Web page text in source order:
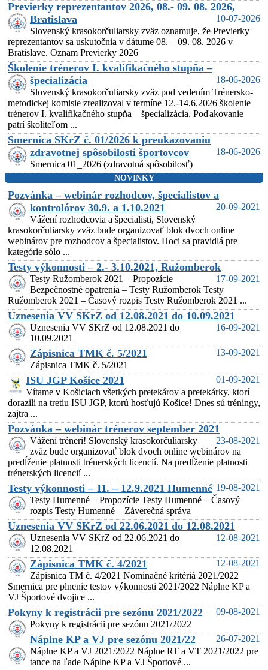
Previerky reprezentantov 2026, 08.- 09. 08. 2026,
Bratislava
10-07-2026
Slovenský krasokorčuliarsky zväz oznamuje, že Previerky
reprezentantov sa uskutočnia v dátume 08. – 09. 08. 2026 v
Bratislave. Oznam Previerky 2026
Školenie trénerov I. kvalifikačného stupňa –
špecializácia
18-06-2026
Slovenský krasokorčuliarsky zväz pod vedením Trénersko-
metodickej komisie zrealizoval v termíne 12.-14.6.2026 školenie
trénerov I. kvalifikačného stupňa – špecializácia. Poďakovanie
patrí školiteľom ...
Smernica SKrZ č. 01/2026 k preukazovaniu
zdravotnej spôsobilosti športovcov
18-06-2026
Smernica 01_2026 (zdravotná spôsobilosť)
NOVINKY
Pozvánka – webinár rozhodcov, špecialistov a
kontrolórov 30.9. a 1.10.2021
20-09-2021
Vážení rozhodcovia a špecialisti, Slovenský
krasokorčuliarsky zväz bude organizovať blok dvoch online
webinárov pre rozhodcov a špecialistov. Hoci sa pravidlá pre
kategórie sólo ...
Testy výkonnosti – 2.- 3.10.2021, Ružomberok
17-09-2021
Testy Ružomberok 2021 – Propozície
Bezpečnostné opatrenia – Testy Ružomberok Testy
Ružomberok 2021 – Časový rozpis Testy Ružomberok 2021 ...
Uznesenia VV SKrZ od 12.08.2021 do 10.09.2021
16-09-2021
Uznesenia VV SKrZ od 12.08.2021 do
10.09.2021
Zápisnica TMK č. 5/2021
13-09-2021
Zápisnica TMK č. 5/2021
ISU JGP Košice 2021
01-09-2021
Vítame v Košiciach všetkých pretekárov a pretekárky, ktorí
dorazili na tretiu ISU JGP, ktorú hosťujú Košice! Dnes sú tréningy,
zajtra ...
Pozvánka – webinár trénerov september 2021
23-08-2021
Vážení tréneri! Slovenský krasokorčuliarsky
zväz bude organizovať blok dvoch online webinárov na
predĺženie platnosti trénerských licencií. Na predĺženie platnosti
trénerských licencií ...
Testy výkonnosti – 11. – 12.9.2021 Humenné 19-08-2021
Testy Humenné – Propozície Testy Humenné – Časový
rozpis Testy Humenné – Záverečná správa
Uznesenia VV SKrZ od 22.06.2021 do 12.08.2021
12-08-2021
Uznesenia VV SKrZ od 22.06.2021 do
12.08.2021
Zápisnica TMK č. 4/2021
12-08-2021
Zápisnica TM č. 4/2021 Nominačné kritériá 2021/2022
Smernica pre plnenie testov výkonnosti 2021/2022 Náplne KP a
VJ Športové dvojice ...
Pokyny k registrácii pre sezónu 2021/2022
09-08-2021
Pokyny k registrácii pre sezónu 2021/2022
Náplne KP a VJ pre sezónu 2021/22
26-07-2021
Náplne KP a VJ 2021/2022 Náplne RT a VT 2021/2022 pre
tance na ľade Náplne KP a VJ Športové ...